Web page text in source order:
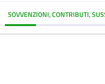
SOVVENZIONI, CONTRIBUTI,